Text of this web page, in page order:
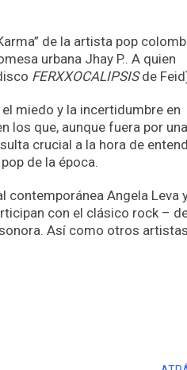
de la artista pop
urbana Jhay P.. A quien
FERXXOCALIPSISde
miedo y la incertidumbre en
los que, aunque fuera por
crucial a la hora de
de la época.
contemporánea Angela Leva
con el clásico rock –
Así como otros artistas